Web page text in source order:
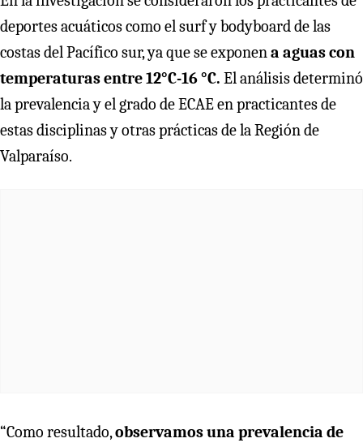
deportes acuáticos como el surf y bodyboard de las
costas del Pacífico sur, ya que se exponena aguas con
temperaturas entre 12°C-16 °C. El análisis determinó
la prevalencia y el grado de ECAE en practicantes de
estas disciplinas y otras prácticas de la Región de
Valparaíso.
“Como resultado,observamos una prevalencia de